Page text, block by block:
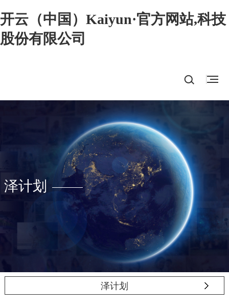
开云（中国）Kaiyun·官方网站,科技
股份有限公司
泽计划
泽计划